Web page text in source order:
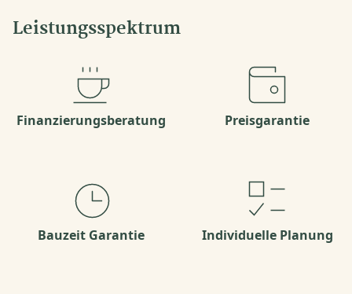
Leistungsspektrum
Finanzierungsberatung Preisgarantie
Bauzeit Garantie Individuelle Planung